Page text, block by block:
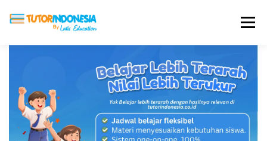
Menu
ABOUT US JADI PENGAJAR
BIAYA LES TESTIMONI PROFIL ALUMNI